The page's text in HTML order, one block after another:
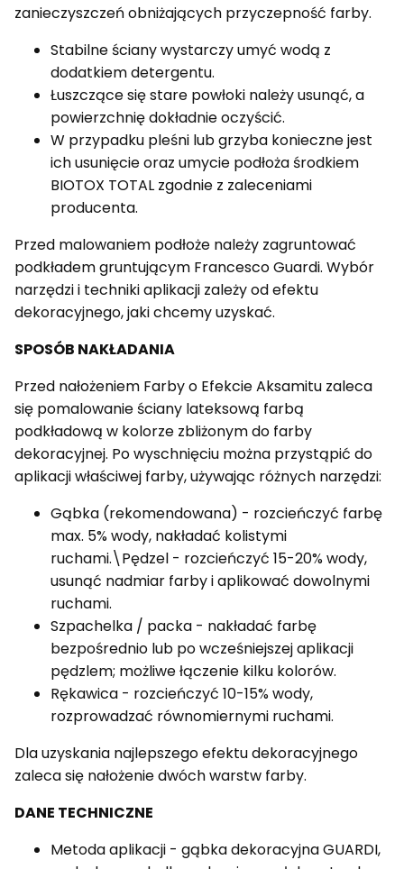
zanieczyszczeń obniżających przyczepność farby.
Stabilne ściany wystarczy umyć wodą z
dodatkiem detergentu.
Łuszczące się stare powłoki należy usunąć, a
powierzchnię dokładnie oczyścić.
W przypadku pleśni lub grzyba konieczne jest
ich usunięcie oraz umycie podłoża środkiem
BIOTOX TOTAL zgodnie z zaleceniami
producenta.
Przed malowaniem podłoże należy zagruntować
podkładem gruntującym Francesco Guardi. Wybór
narzędzi i techniki aplikacji zależy od efektu
dekoracyjnego, jaki chcemy uzyskać.
SPOSÓB NAKŁADANIA
Przed nałożeniem Farby o Efekcie Aksamitu zaleca
się pomalowanie ściany lateksową farbą
podkładową w kolorze zbliżonym do farby
dekoracyjnej. Po wyschnięciu można przystąpić do
aplikacji właściwej farby, używając różnych narzędzi:
Gąbka (rekomendowana) - rozcieńczyć farbę
max. 5% wody, nakładać kolistymi
ruchami.\Pędzel - rozcieńczyć 15-20% wody,
usunąć nadmiar farby i aplikować dowolnymi
ruchami.
Szpachelka / packa - nakładać farbę
bezpośrednio lub po wcześniejszej aplikacji
pędzlem; możliwe łączenie kilku kolorów.
Rękawica - rozcieńczyć 10-15% wody,
rozprowadzać równomiernymi ruchami.
Dla uzyskania najlepszego efektu dekoracyjnego
zaleca się nałożenie dwóch warstw farby.
DANE TECHNICZNE
Metoda aplikacji - gąbka dekoracyjna GUARDI,